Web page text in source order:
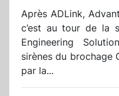
Après ADLink,
c’est au tour de la
Engineering
sirènes du brochage
par la...